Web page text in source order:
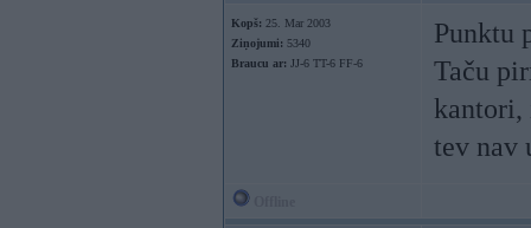
Kopš: 25. Mar 2003
Ziņojumi: 5340
Braucu ar: JJ-6 TT-6 FF-6
Punktu
Taču
kantori,
tev nav